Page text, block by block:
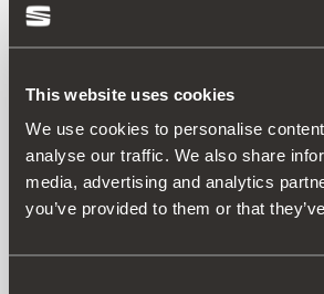
This website uses cookies
We use cookies to personalise
analyse our traffic. We also share
media, advertising and analytics
you’ve provided to them or that